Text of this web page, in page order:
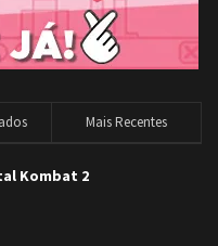
Mais Recentes
Kombat 2